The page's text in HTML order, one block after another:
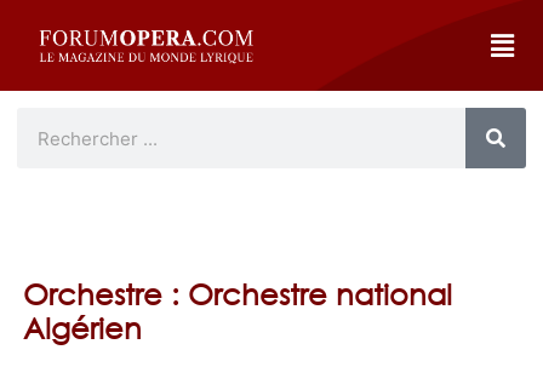
Orchestre : Orchestre national
Algérien